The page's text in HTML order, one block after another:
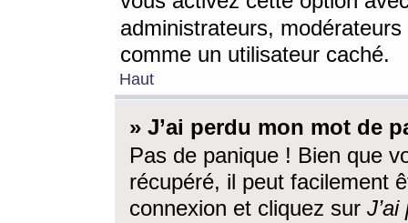
administrateurs,
comme un utilisateur caché.
Haut
» J’ai perdu mon mot de
Pas de panique ! Bien que
récupéré, il peut facilement
connexion et cliquez sur